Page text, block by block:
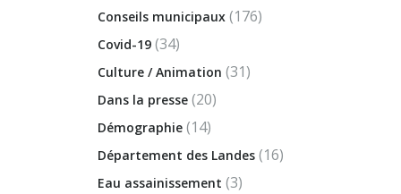
Conseils municipaux (176)
Covid-19 (34)
Culture / Animation (31)
Dans la presse (20)
Démographie (14)
Département des Landes (16)
Eau assainissement (3)